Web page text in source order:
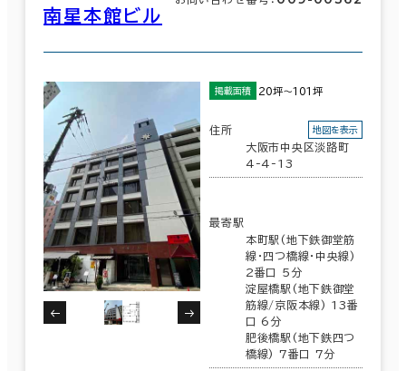
南星本館ビル
掲載面積 20坪～101坪
住所
大阪市中央区淡路町
4-4-13
地図を表示
最寄駅
本町駅(地下鉄御堂筋
線･四つ橋線･中央線)
2番口 5分
淀屋橋駅(地下鉄御堂
筋線/京阪本線) 13番
口 6分
肥後橋駅(地下鉄四つ
橋線) 7番口 7分